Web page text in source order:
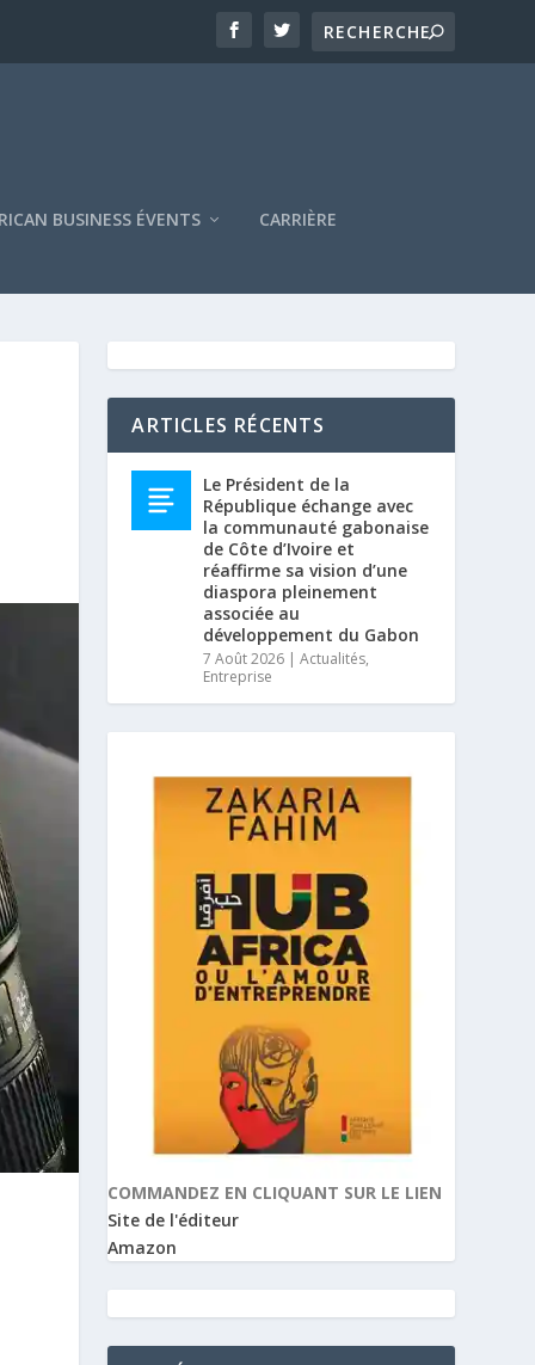
BUSINESS ÉVENTS CARRIÈRE
ARTICLES RÉCENTS
Le Président de la
République échange avec
la communauté gabonaise
de Côte d’Ivoire et
réaffirme sa vision d’une
diaspora pleinement
associée au
développement du Gabon
7 Août 2026 |Actualités,
Entreprise
COMMANDEZ EN CLIQUANT SUR LE LIEN
Site de l'éditeur
Amazon